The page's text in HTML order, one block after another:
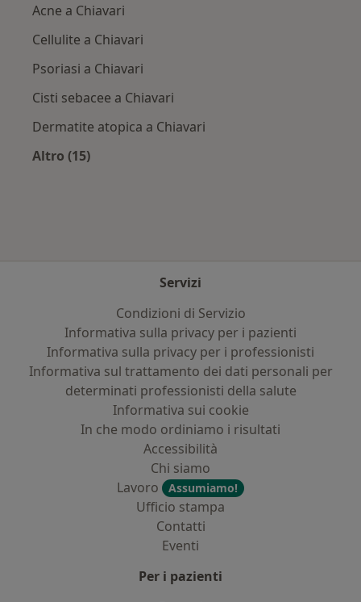
Acne a Chiavari
Cellulite a Chiavari
Psoriasi a Chiavari
Cisti sebacee a Chiavari
Dermatite atopica a Chiavari
Altro (15)
Servizi
Condizioni di Servizio
Informativa sulla privacy per i pazienti
Informativa sulla privacy per i professionisti
Informativa sul trattamento dei dati personali per
determinati professionisti della salute
Informativa sui cookie
In che modo ordiniamo i risultati
Accessibilità
Chi siamo
Lavoro
Assumiamo!
Ufficio stampa
Contatti
Eventi
Per i pazienti